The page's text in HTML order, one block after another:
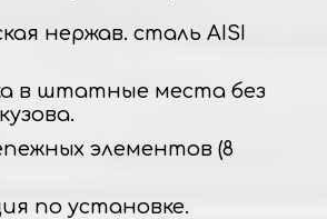
нержав. сталь AISI
в штатные места без
элементов (8
по установке.